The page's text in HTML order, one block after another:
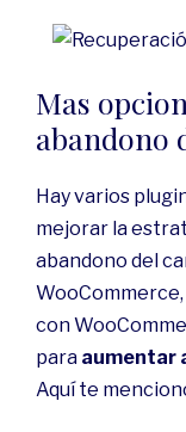
Mas
abandono
Hay varios
mejorar la
abandono del
con
para aumentar
Aquí te